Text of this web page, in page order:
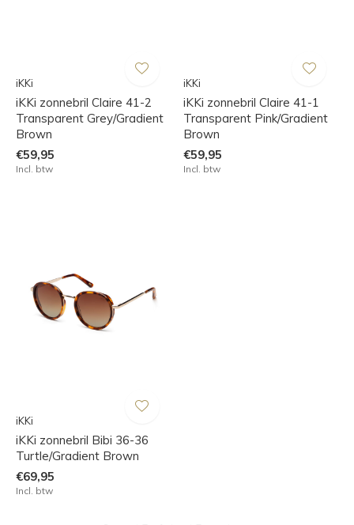
iKKi
iKKi zonnebril Claire 41-2
Transparent Grey/Gradient
Brown
€59,95
Incl. btw
iKKi
iKKi zonnebril Claire 41-1
Transparent Pink/Gradient
Brown
€59,95
Incl. btw
iKKi
iKKi zonnebril Bibi 36-36
Turtle/Gradient Brown
€69,95
Incl. btw